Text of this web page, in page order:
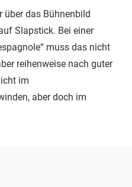
über das Bühnenbild
Slapstick. Bei einer
muss das nicht
reihenweise nach guter
im
aber doch im